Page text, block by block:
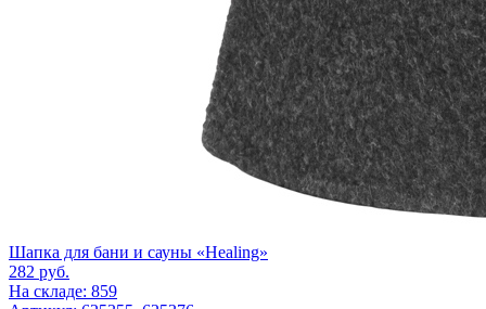
Шапка для бани и сауны «Healing»
282 руб.
На складе: 859